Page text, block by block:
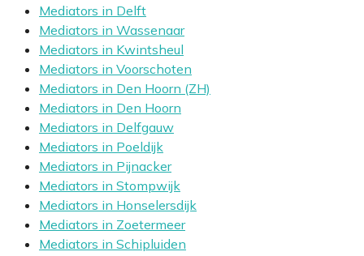
Mediators in Delft
Mediators in Wassenaar
Mediators in Kwintsheul
Mediators in Voorschoten
Mediators in Den Hoorn (ZH)
Mediators in Den Hoorn
Mediators in Delfgauw
Mediators in Poeldijk
Mediators in Pijnacker
Mediators in Stompwijk
Mediators in Honselersdijk
Mediators in Zoetermeer
Mediators in Schipluiden